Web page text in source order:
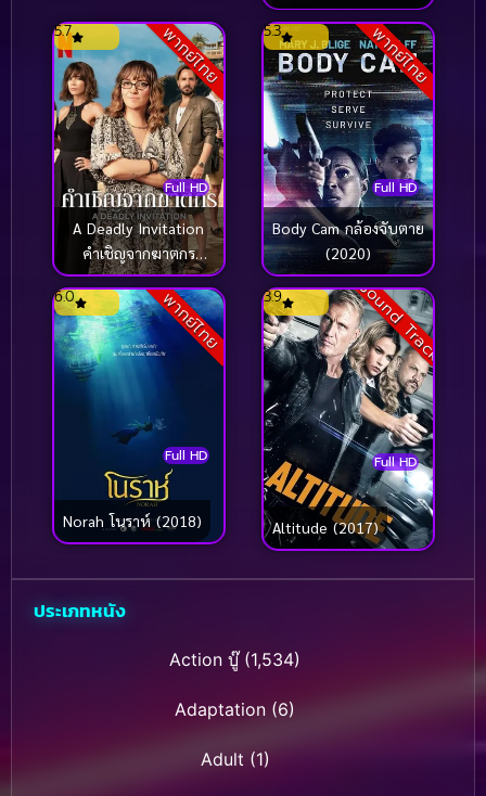
ระห่ำเมือง
พากย์ไทย
Full HD
5.7
A Deadly Invitation
คำเชิญจากฆาตกร
(2023)
พากย์ไทย
Full HD
5.3
Body Cam กล้องจับตาย
(2020)
พากย์ไทย
Full HD
6.0
Norah โนราห์ (2018)
Sound Track
Full HD
3.9
Altitude (2017)
ประเภทหนัง
Action บู๊(1,534)
Adaptation (6)
Adult (1)